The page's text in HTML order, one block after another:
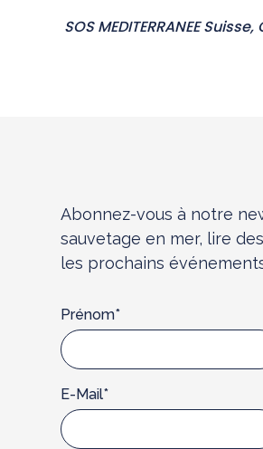
SOS MEDITERRANEE
Abonnez-vous à notre
sauvetage en mer, lire
les prochains
Prénom*
E-Mail*